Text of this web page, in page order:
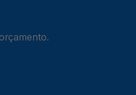
Empresa para redes